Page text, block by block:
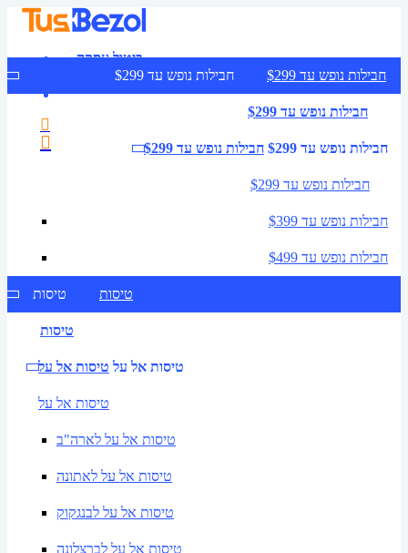
ביטול עסקה
צרו קשר
חבילות נופש עד $299 חבילות נופש עד $299
חבילות נופש עד $299
חבילות נופש עד $299 חבילות נופש עד $299
חבילות נופש עד $299
חבילות נופש עד $399
חבילות נופש עד $499
טיסות טיסות
טיסות
טיסות אל על טיסות אל על
טיסות אל על
טיסות אל על לארה"ב
טיסות אל על לאתונה
טיסות אל על לבנגקוק
טיסות אל על לברצלונה